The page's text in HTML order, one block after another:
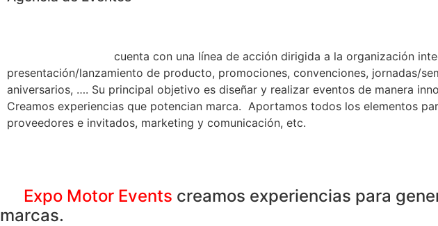
cuenta con una línea de acción dirigida a la organización
presentación/lanzamiento de producto, promociones, convenciones, jornadas/
aniversarios, …. Su principal objetivo es diseñar y realizar eventos de manera
Creamos experiencias que potencian marca. Aportamos todos los elementos
proveedores e invitados, marketing y comunicación, etc.
Expo Motor Events creamos experiencias para
marcas.